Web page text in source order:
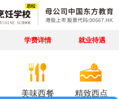
学费详情 就业待遇
美味西餐 精致西点